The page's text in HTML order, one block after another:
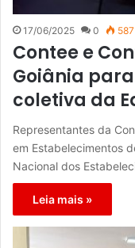
17/06/2025 0 587
Contee e
Goiânia
coletiva da
Representantes da
em Estabelecimentos
Nacional dos
Leia mais »